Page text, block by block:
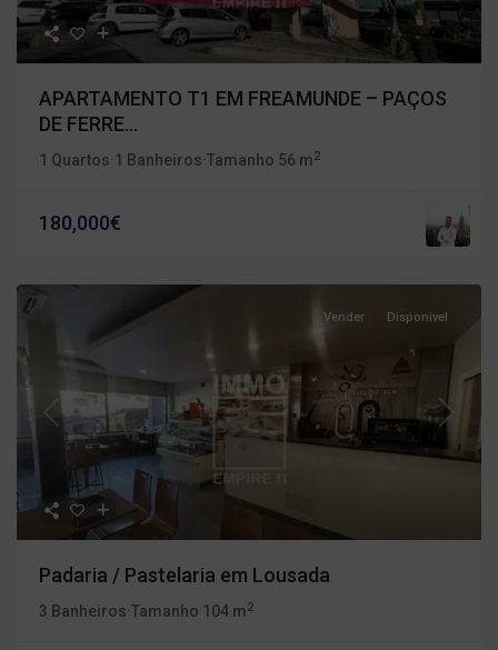
APARTAMENTO T1 EM FREAMUNDE – PAÇOS
DE FERRE...
1 Quartos·1 Banheiros·Tamanho 56 m2
180,000€
Previous Next
Vender Disponivel
Padaria / Pastelaria em Lousada
3 Banheiros·Tamanho 104 m2